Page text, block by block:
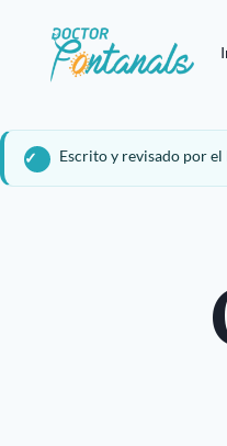
Escrito y revisado por el